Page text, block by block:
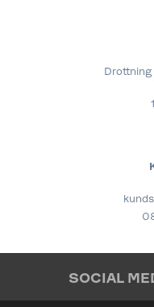
Drottning
SOCIAL